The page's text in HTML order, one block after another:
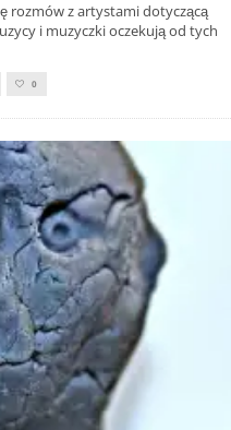
rozmów z artystami dotyczącą
i muzyczki oczekują od tych
0